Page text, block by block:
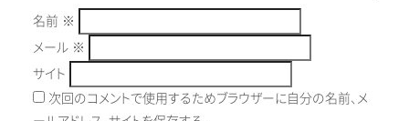
名前 ※
メール ※
サイト
次回のコメントで使用するためブラウザーに自分の名前、メ